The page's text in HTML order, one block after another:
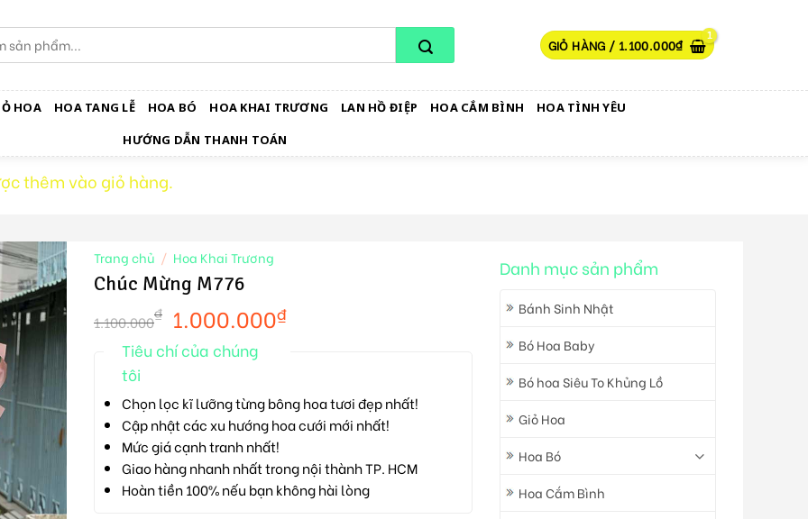
GIỎ HÀNG / 1.100.000₫
HOA HOA TANG LỄ HOA BÓ HOA KHAI TRƯƠNG LAN HỒ ĐIỆP HOA CẮM BÌNH
HOA TÌNH YÊU
HƯỚNG DẪN THANH TOÁN
thêm vào giỏ hàng.
Danh mục sản phẩm
Bánh Sinh Nhật
Bó Hoa Baby
Bó hoa Siêu To Khủng Lồ
Giỏ Hoa
Hoa Bó
Hoa Cắm Bình
Trang chủ / Hoa Khai Trương
Chúc Mừng M776
1.100.000₫ 1.000.000₫
Tiêu chí của chúng
tôi
Chọn lọc kĩ lưỡng từng bông hoa tươi đẹp nhất!
Cập nhật các xu hướng hoa cưới mới nhất!
Mức giá cạnh tranh nhất!
Giao hàng nhanh nhất trong nội thành TP. HCM
Hoàn tiền 100% nếu bạn không hài lòng